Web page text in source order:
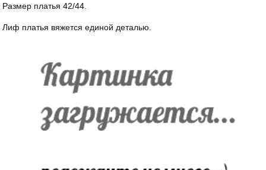
Размер платья 42/44.
Лиф платья вяжется единой деталью.